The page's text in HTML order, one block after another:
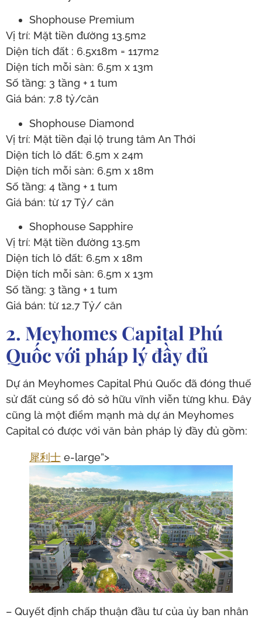
Shophouse Premium
Vị trí: Mặt tiền đường 13.5m2
Diện tích đất : 6.5x18m = 117m2
Diện tích mỗi sàn: 6.5m x 13m
Số tầng: 3 tầng + 1 tum
Giá bán: 7.8 tỷ/căn
Shophouse Diamond
Vị trí: Mặt tiền đại lộ trung tâm An Thới
Diện tích lô đất: 6.5m x 24m
Diện tích mỗi sàn: 6.5m x 18m
Số tầng: 4 tầng + 1 tum
Giá bán: từ 17 Tỷ/ căn
Shophouse Sapphire
Vị trí: Mặt tiền đường 13.5m
Diện tích lô đất: 6.5m x 18m
Diện tích mỗi sàn: 6.5m x 13m
Số tầng: 3 tầng + 1 tum
Giá bán: từ 12,7 Tỷ/ căn
2. Meyhomes Capital Phú
Quốc với pháp lý đầy đủ
Dự án Meyhomes Capital Phú Quốc đã đóng thuế
sử đất cùng sổ đỏ sở hữu vĩnh viễn từng khu. Đây
cũng là một điểm mạnh mà dự án Meyhomes
Capital có được với văn bản pháp lý đầy đủ gồm:
犀利士 e-large”>
– Quyết định chấp thuận đầu tư của ủy ban nhân